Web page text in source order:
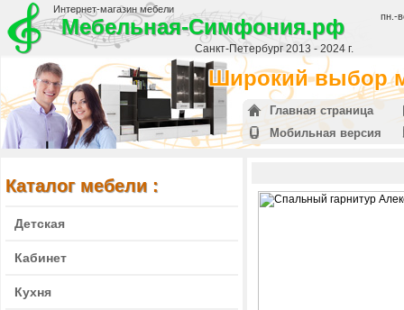
Интернет-магазин мебели
Мебельная-Симфония.рф
Санкт-Петербург 2013 - 2024 г.
пн.-
Широкий выбор
Главная страница
Мобильная версия
Каталог мебели :
Детская
Кабинет
Кухня